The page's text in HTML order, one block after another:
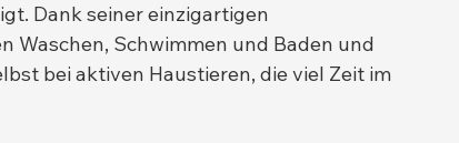
Dank seiner einzigartigen
Waschen, Schwimmen und Baden und
bei aktiven Haustieren, die viel Zeit im